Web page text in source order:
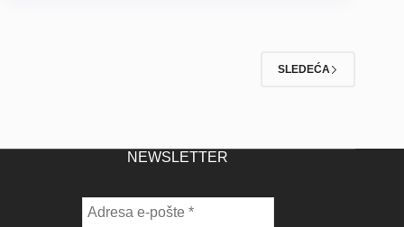
SLEDEĆA
NEWSLETTER